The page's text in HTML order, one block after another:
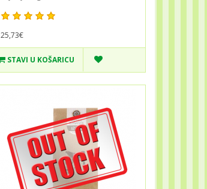
25,73€
STAVI U KOŠARICU